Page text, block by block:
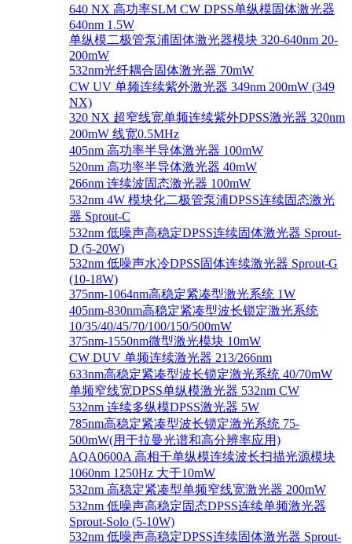
640 NX 高功率SLM CW DPSS单纵模固体激光器
640nm 1.5W
单纵模二极管泵浦固体激光器模块 320-640nm 20-
200mW
532nm光纤耦合固体激光器 70mW
CW UV 单频连续紫外激光器 349nm 200mW (349
NX)
320 NX 超窄线宽单频连续紫外DPSS激光器 320nm
200mW 线宽0.5MHz
405nm 高功率半导体激光器 100mW
520nm 高功率半导体激光器 40mW
266nm 连续波固态激光器 100mW
532nm 4W 模块化二极管泵浦DPSS连续固态激光
器 Sprout-C
532nm 低噪声高稳定DPSS连续固体激光器 Sprout-
D (5-20W)
532nm 低噪声水冷DPSS固体连续激光器 Sprout-G
(10-18W)
375nm-1064nm高稳定紧凑型激光系统 1W
405nm-830nm高稳定紧凑型波长锁定激光系统
10/35/40/45/70/100/150/500mW
375nm-1550nm微型激光模块 10mW
CW DUV 单频连续激光器 213/266nm
633nm高稳定紧凑型波长锁定激光系统 40/70mW
单频窄线宽DPSS单纵模激光器 532nm CW
532nm 连续多纵模DPSS激光器 5W
785nm高稳定紧凑型波长锁定激光系统 75-
500mW(用于拉曼光谱和高分辨率应用)
AQA0600A 高相干单纵模连续波长扫描光源模块
1060nm 1250Hz 大于10mW
532nm 高稳定紧凑型单频窄线宽激光器 200mW
532nm 低噪声高稳定固态DPSS连续单频激光器
Sprout‐Solo (5-10W)
532nm 低噪声高稳定DPSS连续固体激光器 Sprout-